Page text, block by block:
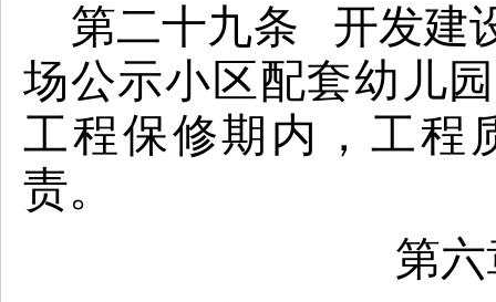
第二十九条 开发建
场公示小区配套幼儿
工程保修期内，工程
责。
第